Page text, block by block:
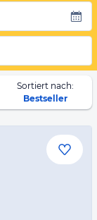
Sortiert nach:
Bestseller